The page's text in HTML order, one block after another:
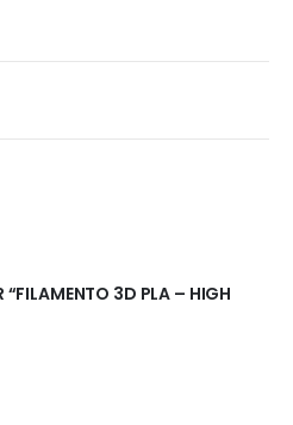
“FILAMENTO 3D PLA – HIGH